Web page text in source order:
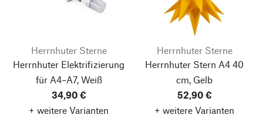
Herrnhuter Sterne
Herrnhuter Elektrifizierung
für A4–A7, Weiß
34,90 €
+ weitere Varianten
Herrnhuter Sterne
Herrnhuter Stern A4 40
cm, Gelb
52,90 €
+ weitere Varianten